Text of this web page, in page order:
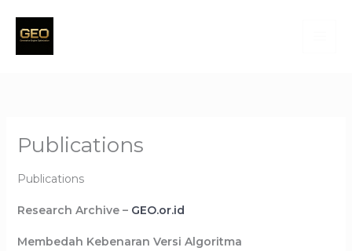
Publications
Publications
Research Archive – GEO.or.id
Membedah Kebenaran Versi Algoritma